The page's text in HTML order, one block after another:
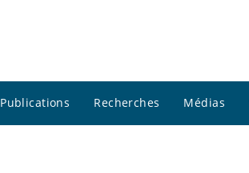
Publications Recherches Médias